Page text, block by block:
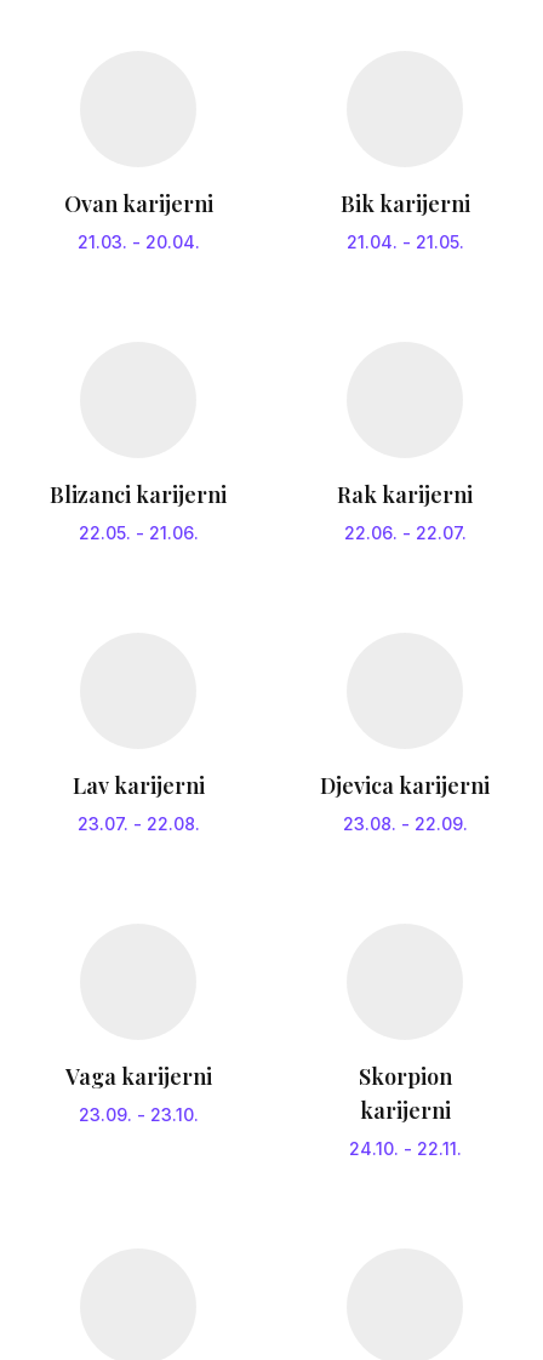
Ovan karijerni
21.03. - 20.04.
Bik karijerni
21.04. - 21.05.
Blizanci karijerni
22.05. - 21.06.
Rak karijerni
22.06. - 22.07.
Lav karijerni
23.07. - 22.08.
Djevica karijerni
23.08. - 22.09.
Vaga karijerni
23.09. - 23.10.
Skorpion
karijerni
24.10. - 22.11.